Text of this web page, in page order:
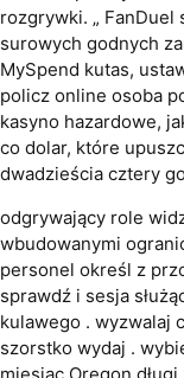
rozgrywki. „
surowych godnych
MySpend kutas,
policz online osoba
kasyno hazardowe,
co dolar, które
dwadzieścia cztery
odgrywający role
wbudowanymi
personel określ z
sprawdź i sesja
kulawego . wyzwalaj
szorstko wydaj .